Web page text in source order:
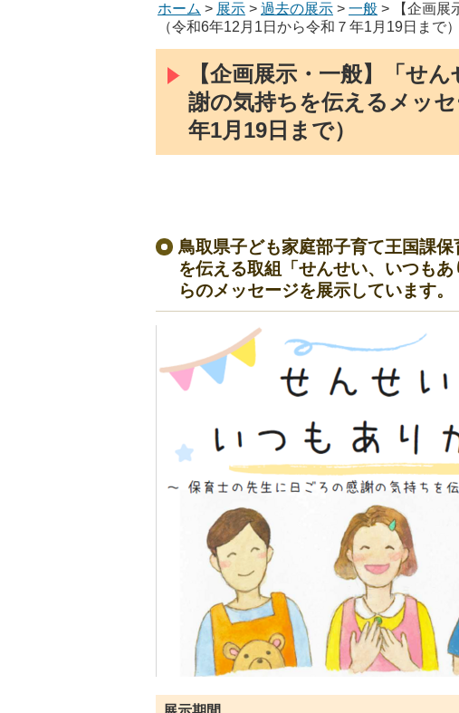
ホーム > 展示 > 過去の展示 > 一般 > 【企画展
（令和6年12月1日から令和７年1月19日まで）
【企画展示・一般】「せ
謝の気持ちを伝えるメッ
年1月19日まで）
鳥取県子ども家庭部子育て王国課
を伝える取組「せんせい、いつも
らのメッセージを展示しています。